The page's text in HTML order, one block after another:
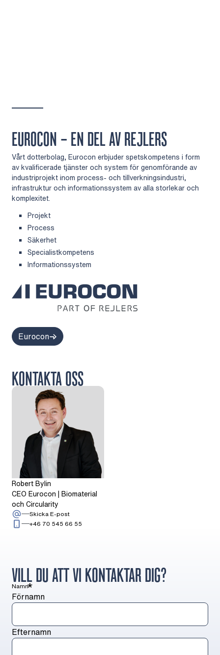
EUROCON – EN DEL AV REJLERS
Vårt dotterbolag, Eurocon erbjuder spetskompetens i form
av kvalificerade tjänster och system för genomförande av
industriprojekt inom process- och tillverkningsindustri,
infrastruktur och informationssystem av alla storlekar och
komplexitet.
Projekt
Process
Säkerhet
Specialistkompetens
Informationssystem
Eurocon
KONTAKTA OSS
Robert Bylin
CEO Eurocon | Biomaterial
och Circularity
Skicka E-post: Robert Bylin
+46 70 545 66 55
VILL DU ATT VI KONTAKTAR DIG?
Namn*
Förnamn
Efternamn